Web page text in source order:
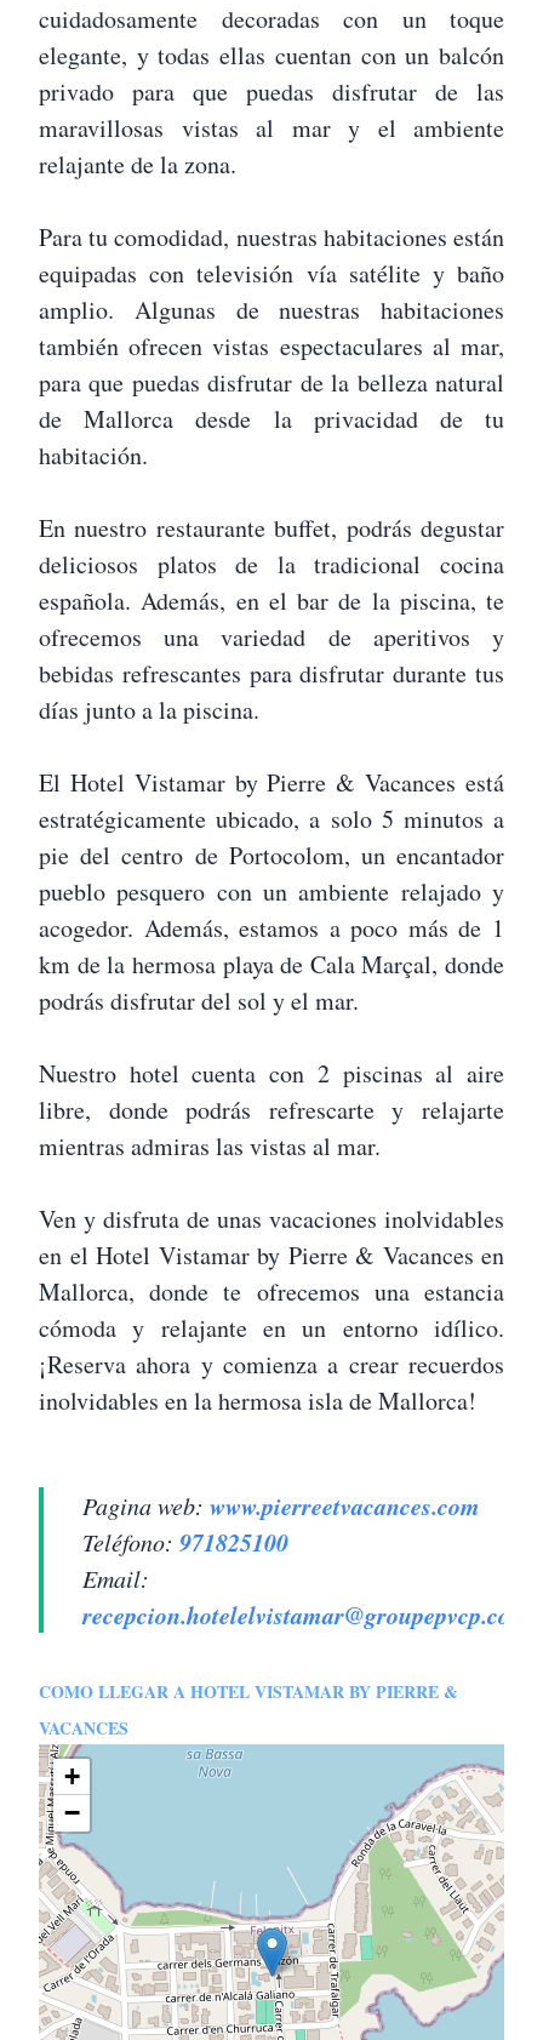
cuidadosamente decoradas con un toque
elegante, y todas ellas cuentan con un balcón
privado para que puedas disfrutar de las
maravillosas vistas al mar y el ambiente
relajante de la zona.
Para tu comodidad, nuestras habitaciones están
equipadas con televisión vía satélite y baño
amplio. Algunas de nuestras habitaciones
también ofrecen vistas espectaculares al mar,
para que puedas disfrutar de la belleza natural
de Mallorca desde la privacidad de tu
habitación.
En nuestro restaurante buffet, podrás degustar
deliciosos platos de la tradicional cocina
española. Además, en el bar de la piscina, te
ofrecemos una variedad de aperitivos y
bebidas refrescantes para disfrutar durante tus
días junto a la piscina.
El Hotel Vistamar by Pierre & Vacances está
estratégicamente ubicado, a solo 5 minutos a
pie del centro de Portocolom, un encantador
pueblo pesquero con un ambiente relajado y
acogedor. Además, estamos a poco más de 1
km de la hermosa playa de Cala Marçal, donde
podrás disfrutar del sol y el mar.
Nuestro hotel cuenta con 2 piscinas al aire
libre, donde podrás refrescarte y relajarte
mientras admiras las vistas al mar.
Ven y disfruta de unas vacaciones inolvidables
en el Hotel Vistamar by Pierre & Vacances en
Mallorca, donde te ofrecemos una estancia
cómoda y relajante en un entorno idílico.
¡Reserva ahora y comienza a crear recuerdos
inolvidables en la hermosa isla de Mallorca!
Pagina web: www.pierreetvacances.com
Teléfono: 971825100
Email:
recepcion.hotelelvistamar@groupepvcp.com
COMO LLEGAR A HOTEL VISTAMAR BY PIERRE &
VACANCES
+
−